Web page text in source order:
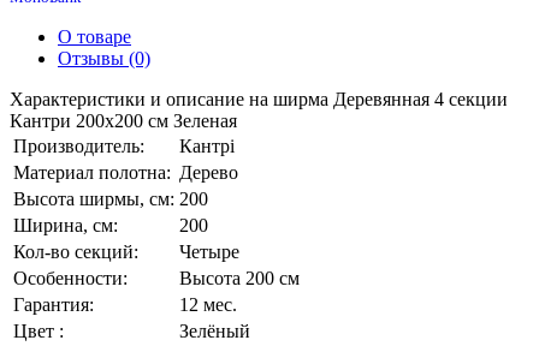
О товаре
Отзывы (0)
Характеристики и описание на ширма Деревянная 4 секции
Кантри 200х200 см Зеленая
Производитель:
Кантрі
Материал полотна: Дерево
Высота ширмы, см: 200
Ширина, см:
200
Кол-во секций:
Четыре
Особенности:
Высота 200 см
Гарантия:
12 мес.
Цвет :
Зелёный